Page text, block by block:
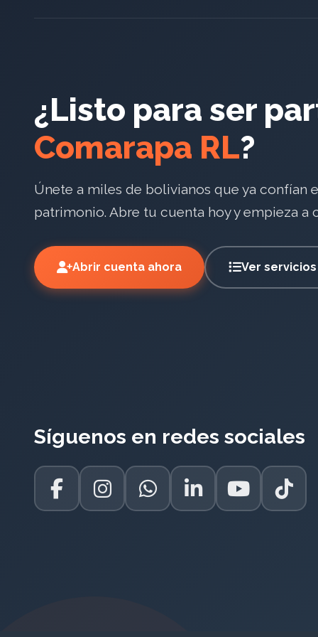
¿Listo para ser
Comarapa RL?
Únete a miles de bolivianos que ya confían
patrimonio. Abre tu cuenta hoy y empieza
Abrir cuenta ahora Ver servicios
Síguenos en redes sociales